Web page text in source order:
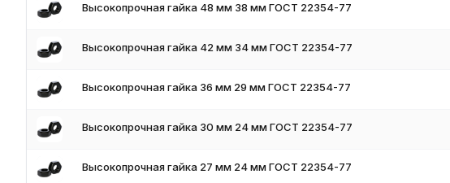
Высокопрочная гайка 48 мм 38 мм ГОСТ 22354-77
Высокопрочная гайка 42 мм 34 мм ГОСТ 22354-77
Высокопрочная гайка 36 мм 29 мм ГОСТ 22354-77
Высокопрочная гайка 30 мм 24 мм ГОСТ 22354-77
Высокопрочная гайка 27 мм 24 мм ГОСТ 22354-77